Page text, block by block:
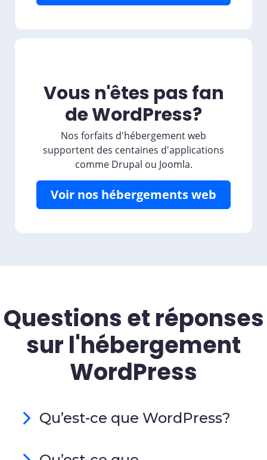
Vous n'êtes pas fan
de WordPress?
Nos forfaits d'hébergement web
supportent des centaines d'applications
comme Drupal ou Joomla.
Voir nos hébergements web
Questions et réponses
sur l'hébergement
WordPress
Qu’est-ce que WordPress?